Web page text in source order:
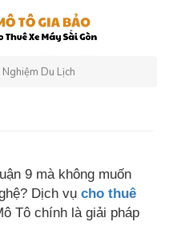
Nghiệm Du Lịch
9 mà không muốn
Dịch vụ cho thuê
Tô chính là giải pháp